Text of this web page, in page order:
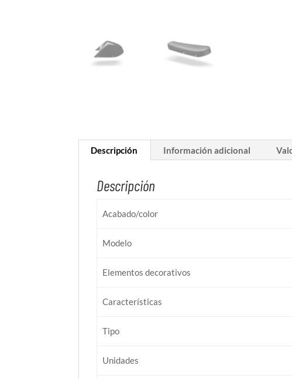
Descripción Información adicional
Descripción
Acabado/color
Modelo
Elementos decorativos
Características
Tipo
Unidades